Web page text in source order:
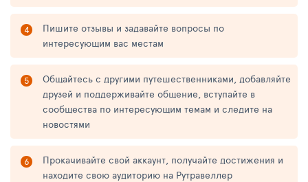
Пишите отзывы и задавайте вопросы по
интересующим вас местам
Общайтесь с другими путешественниками, добавляйте
друзей и поддерживайте общение, вступайте в
сообщества по интересующим темам и следите на
новостями
Прокачивайте свой аккаунт, получайте достижения и
находите свою аудиторию на Рутравеллер